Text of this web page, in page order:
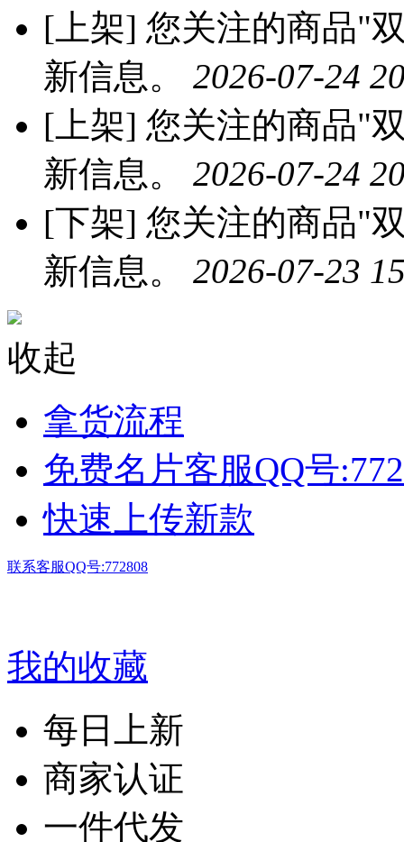
[上架] 您关注的商品"
新信息。 2026-07-24
[上架] 您关注的商品"
新信息。 2026-07-24
[下架] 您关注的商品"
新信息。 2026-07-23
收起
拿货流程
免费名片客服QQ号
快速上传新款
联系客服QQ号:772808
我的收藏
每日上新
商家认证
一件代发